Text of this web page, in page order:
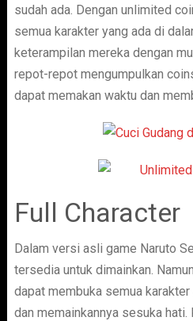
sudah ada. Dengan unlimited
semua karakter yang ada di
keterampilan mereka dengan
repot-repot mengumpulkan
dapat memakan waktu dan
Full Character
Dalam versi asli game Naruto
tersedia untuk dimainkan.
dapat membuka semua
dan memainkannya sesuka hati.